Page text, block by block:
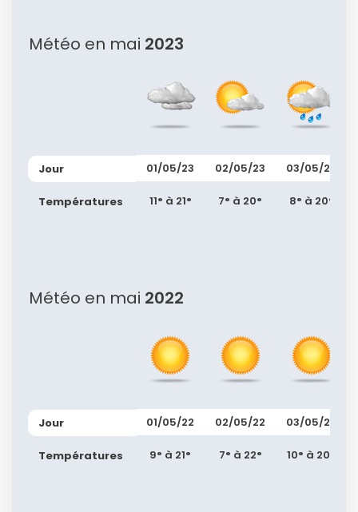
Météo en mai 2023
Jour
Températures
01/05/23
11° à 21°
02/05/23
7° à 20°
03/05/23
8° à 20°
Météo en mai 2022
Jour
Températures
01/05/22
9° à 21°
02/05/22
7° à 22°
03/05/22
10° à 20°
Continuer avec Apple